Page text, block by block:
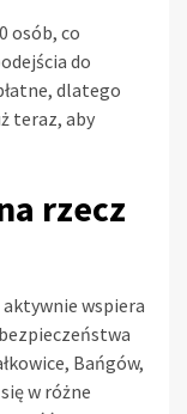
osób, co
do
dlatego
teraz, aby
rzecz
wspiera
Bańgów,
w różne